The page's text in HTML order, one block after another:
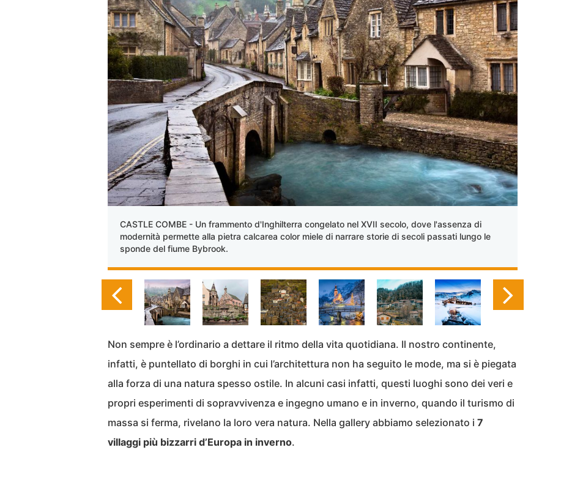
CASTLE COMBE - Un frammento d'Inghilterra congelato nel XVII secolo, dove l'assenza di
modernità permette alla pietra calcarea color miele di narrare storie di secoli passati lungo le
sponde del fiume Bybrook.
Non sempre è l’ordinario a dettare il ritmo della vita quotidiana. Il nostro continente,
infatti, è puntellato di borghi in cui l’architettura non ha seguito le mode, ma si è piegata
alla forza di una natura spesso ostile. In alcuni casi infatti, questi luoghi sono dei veri e
propri esperimenti di sopravvivenza e ingegno umano e in inverno, quando il turismo di
massa si ferma, rivelano la loro vera natura. Nella gallery abbiamo selezionato i 7
villaggi più bizzarri d’Europa in inverno.